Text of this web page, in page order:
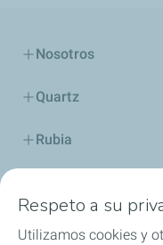
Nosotros
Quartz
Rubia
Lubricantes y
Respeto a su
Utilizamos cookies y